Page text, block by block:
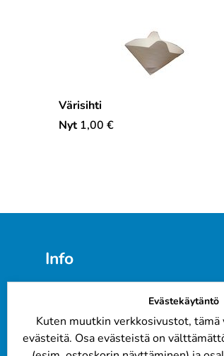
Värisihti
Nyt 1,00 €
Info
Email: info@automaalit.net
Meistä
Tietosuojaseloste
Evästekäytäntö
Kuten muutkin verkkosivustot, tämä
evästeitä. Osa evästeistä on